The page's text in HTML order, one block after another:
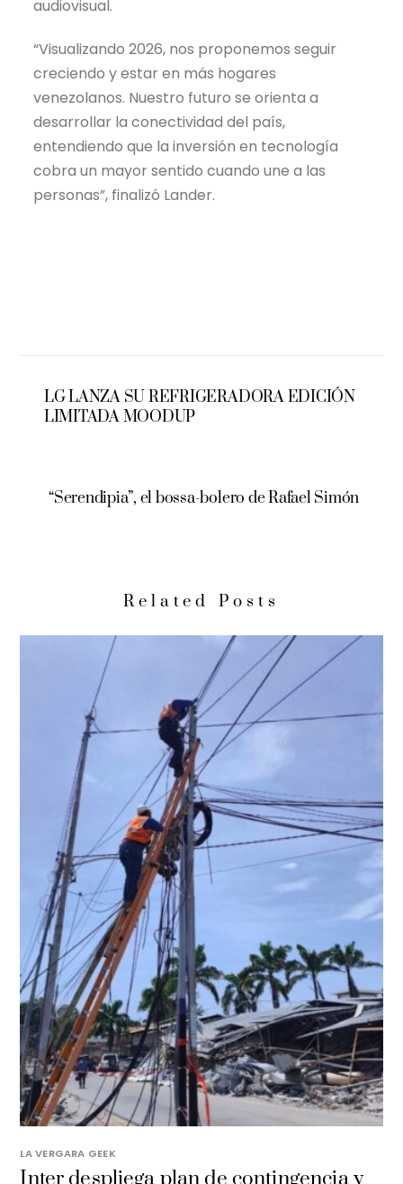
audiovisual.
“Visualizando 2026, nos proponemos seguir
creciendo y estar en más hogares
venezolanos. Nuestro futuro se orienta a
desarrollar la conectividad del país,
entendiendo que la inversión en tecnología
cobra un mayor sentido cuando une a las
personas”, finalizó Lander.
LG LANZA SU REFRIGERADORA EDICIÓN
LIMITADA MOODUP
“Serendipia”, el bossa-bolero de Rafael Simón
Related Posts
LA VERGARA GEEK